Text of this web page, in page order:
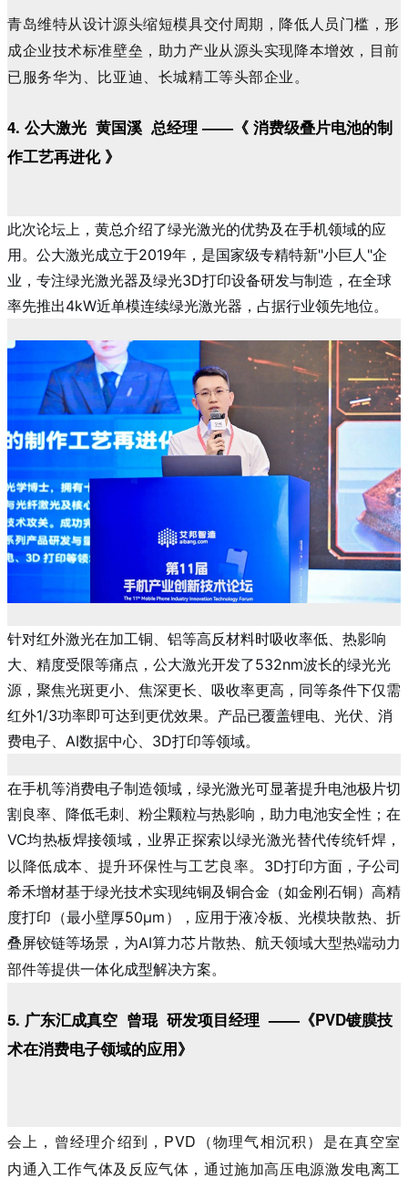
青岛维特从设计源头缩短模具交付周期，降低人员门槛，形
成企业技术标准壁垒，助力产业从源头实现降本增效，目前
已服务华为、比亚迪、长城精工等头部企业。
4. 公大激光 黄国溪 总经理 ——《 消费级叠片电池的制
作工艺再进化 》
此次论坛上，黄总介绍了绿光激光的优势及在手机领域的应
用。公大激光成立于2019年，是国家级专精特新"小巨人"企
业，专注绿光激光器及绿光3D打印设备研发与制造，在全球
率先推出4kW近单模连续绿光激光器，占据行业领先地位。
针对红外激光在加工铜、铝等高反材料时吸收率低、热影响
大、精度受限等痛点，公大激光开发了532nm波长的绿光光
源，聚焦光斑更小、焦深更长、吸收率更高 ，同等条件下仅需
红外1/3功率即可达到更优效果。产品已覆盖锂电、光伏、消
费电子、AI数据中心、3D打印等领域。
在手机等消费电子制造领域 ，绿光激光可显著提升电池极片切
割良率、降低毛刺、粉尘颗粒与热影响，助力电池安全性；在
VC均热板焊接领域，业界正探索以绿光激光替代传统钎焊，
以降低成本、提升环保性与工艺良率。
3D打印方面，子公司
希禾增材基于绿光技术实现纯铜及铜合金（如金刚石铜）高精
度打印（最小壁厚50μm），应用于液冷板、光模块散热、折
叠屏铰链等场景，为AI算力芯片散热、航天领域大型热端动力
部件等提供一体化成型解决方案。
5. 广东汇成真空 曾琨 研发项目经理 ——《PVD镀膜技
术在消费电子领域的应用》
会上，曾经理介绍到，PVD（物理气相沉积）是在真空室
内通入工作气体及反应气体，通过施加高压电源激发电离工